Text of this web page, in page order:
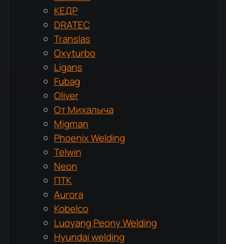
КЕДР
DRATEC
Translas
Oxyturbo
Ligans
Fubag
Oliver
От Михалыча
Migman
Phoenix Welding
Telwin
Neon
ПТК
Aurora
Kobelco
Luoyang Peony Welding
Hyundai welding